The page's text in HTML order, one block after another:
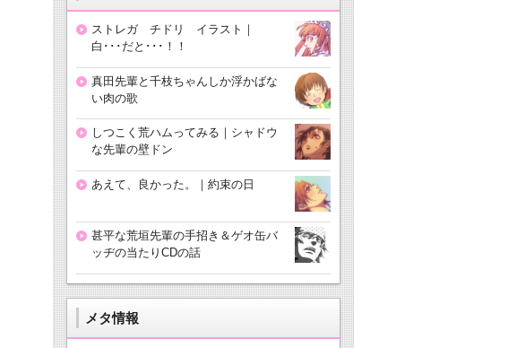
ストレガ チドリ イラスト｜
白･･･だと･･･！！
真田先輩と千枝ちゃんしか浮かばな
い肉の歌
しつこく荒ハムってみる｜シャドウ
な先輩の壁ドン
あえて、良かった。｜約束の日
甚平な荒垣先輩の手招き＆ゲオ缶バ
ッヂの当たりCDの話
メタ情報